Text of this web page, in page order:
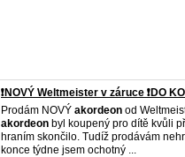
❗️NOVÝ Weltmeister v záruce ❗️DO
Prodám NOVÝ akordeon od
akordeon byl koupený pro dítě kvůli
hraním skončilo. Tudíž prodávám
konce týdne jsem ochotný ...